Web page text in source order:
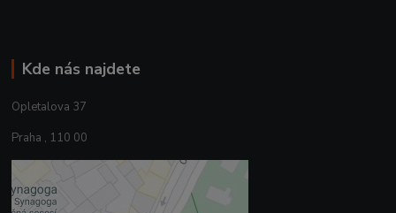
Kde nás najdete
Opletalova 37
Praha , 110 00